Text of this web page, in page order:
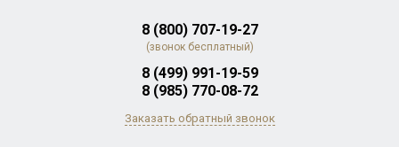
8 (800) 707-19-27
(звонок бесплатный)
8 (499) 991-19-59
8 (985) 770-08-72
Заказать обратный звонок